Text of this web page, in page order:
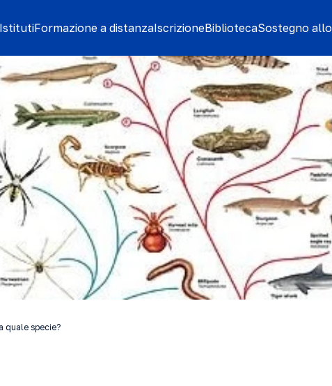
Formazione a distanzaIscrizioneBibliotecaSostegno
quale specie?